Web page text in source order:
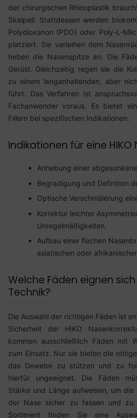
der chirurgischen Rhinoplastik
Skalpell. Stattdessen werden
Polydioxanon (PDO) oder Poly-L-
platziert. Sie verleihen dem
heben die Nasenspitze an. Die
Gerüst. Gleichzeitig regen sie die
zu einem langanhaltenden, aber
führt. Das Verfahren ist
Fachanwender voraus. Es bietet
Fillern bei spezifischen Indikationen.
Indikationen für eine HIKO
Anhebung einer
Begradigung und Definition
Optische Verschmälerung
Korrektur leichter
Unregelmäßigkeiten.
Aufbau einer flachen
asiatischen oder
Welche Fäden eignen
Technik?
Die Auswahl der richtigen Fäden ist
Sicherheit der HIKO
kommen ausschließlich Fäden mit
zum Einsatz. Nur sie bieten die
das Gewebe zu stützen und zu
hierfür ungeeignet. Die Fäden
Stärke und Länge aufweisen, um die
der Nase sicher zu fassen und zu
Sortiment finden Sie eine